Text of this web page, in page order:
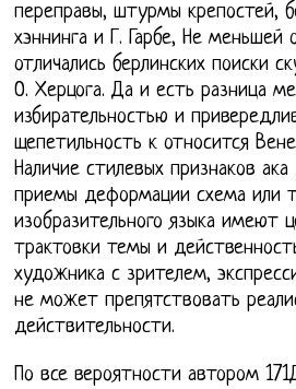
переправы, штурмы крепостей,
хэннинга и Г. Гарбе, Не меньшей
отличались берлинских поиски
О. Херцога. Да и есть разница
избирательностью и
щепетильность к относится
Наличие стилевых признаков
приемы деформации схема или
изобразительного языка имеют
трактовки темы и
художника с зрителем,
не может препятствовать
действительности.
По все вероятности автором